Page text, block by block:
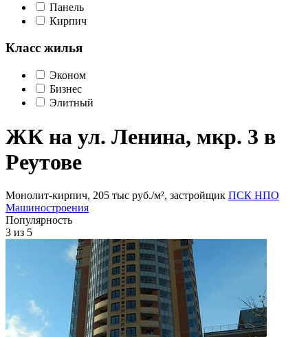
Панель
Кирпич
Класс жилья
Эконом
Бизнес
Элитный
ЖК на ул. Ленина, мкр. 3 в
Реутове
Монолит-кирпич, 205 тыс руб./м², застройщик ПСК НПО
Машиностроения
Популярность
3 из 5